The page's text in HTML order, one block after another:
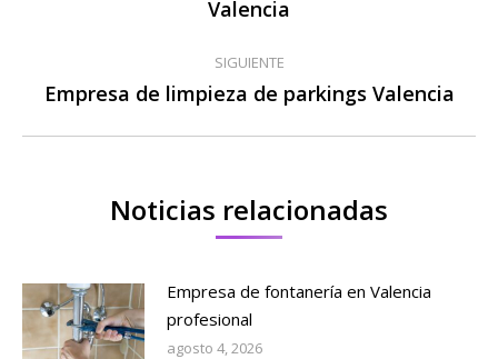
publicaciones
anterior:
Valencia
SIGUIENTE
Publicación
Empresa de limpieza de parkings Valencia
Noticias relacionadas
Empresa de fontanería en Valencia
profesional
agosto 4, 2026